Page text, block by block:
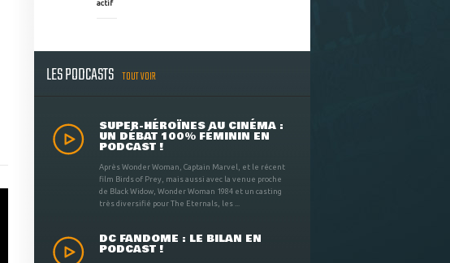
actif
LES PODCASTS TOUT VOIR
SUPER-HÉROÏNES AU CINÉMA :
UN DÉBAT 100% FÉMININ EN
PODCAST !
Après Wonder Woman, Captain Marvel, et le récent
film Birds of Prey, mais aussi avec la venue proche
de Black Widow, Wonder Woman 1984 et un casting
très diversifié pour The Eternals, les ...
DC FANDOME : LE BILAN EN
PODCAST !